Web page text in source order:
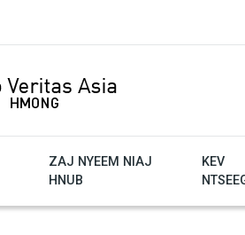
ZAJ NYEEM NIAJ
HNUB
KEV